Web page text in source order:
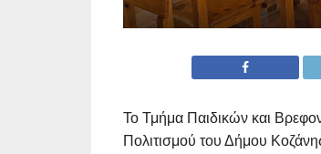
Το Τμήμα Παιδικών και
Πολιτισμού του Δήμου